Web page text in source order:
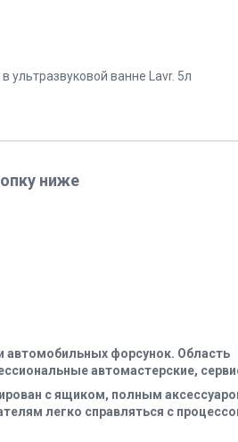
ультразвуковой ванне Lavr. 5л
ниже
автомобильных форсунок. Область
автомастерские,
с ящиком, полным
легко справляться с